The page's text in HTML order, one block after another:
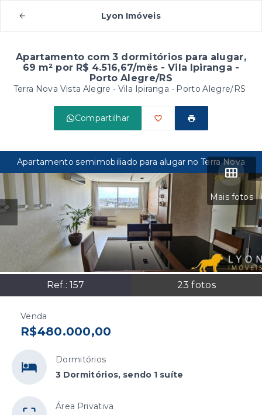
Lyon Imóveis
Apartamento com 3 dormitórios para alugar,
69 m² por R$ 4.516,67/mês - Vila Ipiranga -
Porto Alegre/RS
Terra Nova Vista Alegre - Vila Ipiranga - Porto Alegre/RS
Compartilhar
Mais fotos
Ref.: 157 23 fotos
Apartamento semimobiliado para alugar no Terra Nova
Venda
R$480.000,00
Dormitórios
3 Dormitórios, sendo 1 suíte
Área Privativa